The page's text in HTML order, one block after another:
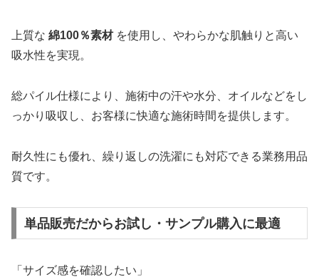
上質な 綿100％素材を使用し、やわらかな肌触りと高い
吸水性を実現。
総パイル仕様により、施術中の汗や水分、オイルなどをし
っかり吸収し、お客様に快適な施術時間を提供します。
耐久性にも優れ、繰り返しの洗濯にも対応できる業務用品
質です。
単品販売だからお試し・サンプル購入に最適
「サイズ感を確認したい」